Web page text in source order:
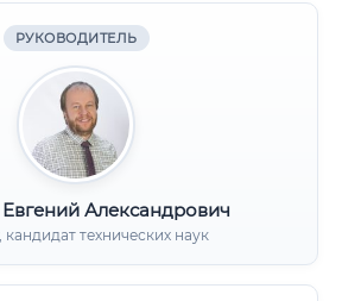
РУКОВОДИТЕЛЬ
Александрович
технических наук